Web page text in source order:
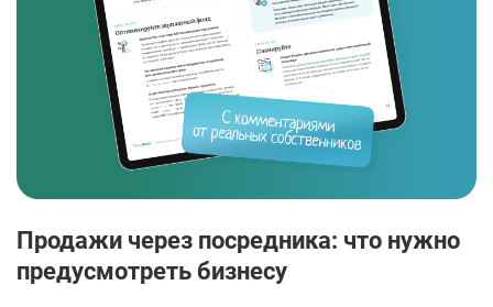
Продажи через посредника: что нужно
предусмотреть бизнесу